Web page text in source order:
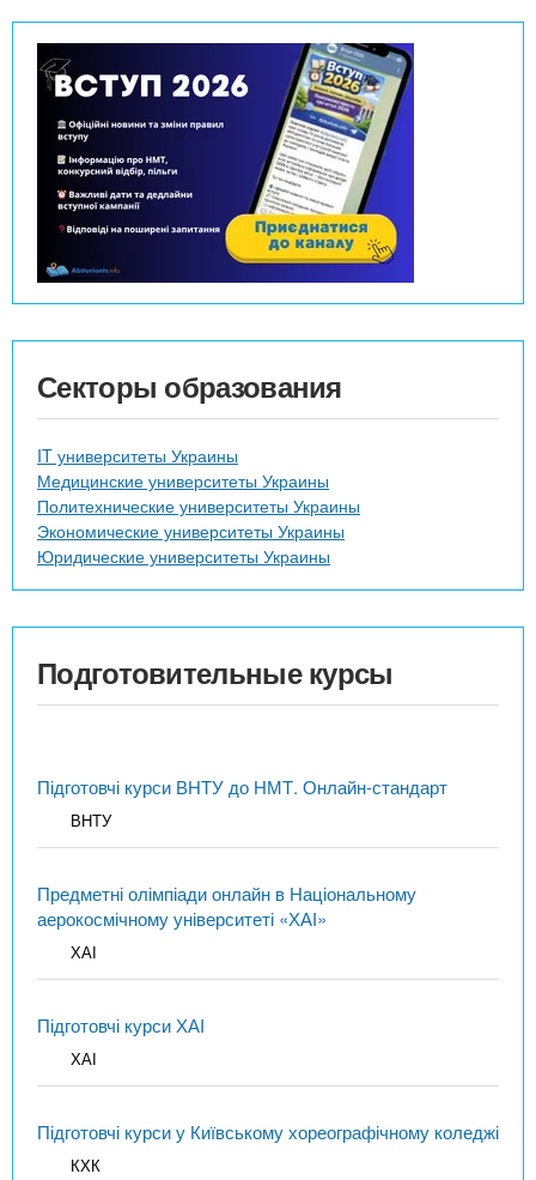
Секторы образования
IT университеты Украины
Медицинские университеты Украины
Политехнические университеты Украины
Экономические университеты Украины
Юридические университеты Украины
Подготовительные курсы
Підготовчі курси ВНТУ до НМТ. Онлайн-стандарт
ВНТУ
Предметні олімпіади онлайн в Національному
аерокосмічному університеті «ХАІ»
ХАІ
Підготовчі курси ХАІ
ХАІ
Підготовчі курси у Київському хореографічному коледжі
КХК